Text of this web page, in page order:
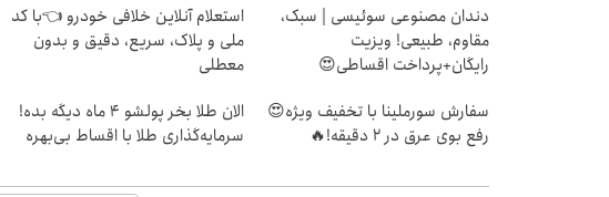
دندان مصنوعی سوئیسی | سبک،
مقاوم، طبیعی! ویزیت
رایگان+پرداخت اقساطی😍
استعلام آنلاین خلافی خودرو 👈با کد
ملی و پلاک، سریع، دقیق و بدون
معطلی
سفارش سورملینا با تخفیف ویژه😍
رفع بوی عرق در 2 دقیقه!🔥
الان طلا بخر پولشو 4 ماه دیگه بده!
سرمایه‌گذاری طلا با اقساط بی‌بهره